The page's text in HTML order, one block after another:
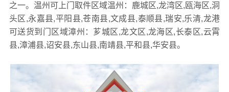
之一。温州可上门取件区域温州：鹿城区,龙湾区,瓯海区,洞
头区,永嘉县,平阳县,苍南县,文成县,泰顺县,瑞安,乐清,龙港
可送货到门区域漳州：芗城区,龙文区,龙海区,长泰区,云霄
县,漳浦县,诏安县,东山县,南靖县,平和县,华安县。